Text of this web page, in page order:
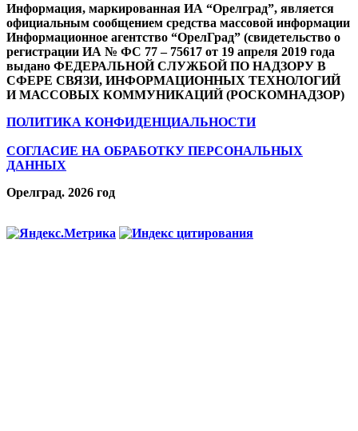
Информация, маркированная ИА “Орелград”, является
официальным сообщением средства массовой информации
Информационное агентство “ОрелГрад” (свидетельство о
регистрации ИА № ФС 77 – 75617 от 19 апреля 2019 года
выдано ФЕДЕРАЛЬНОЙ СЛУЖБОЙ ПО НАДЗОРУ В
СФЕРЕ СВЯЗИ, ИНФОРМАЦИОННЫХ ТЕХНОЛОГИЙ
И МАССОВЫХ КОММУНИКАЦИЙ (РОСКОМНАДЗОР)
ПОЛИТИКА КОНФИДЕНЦИАЛЬНОСТИ
СОГЛАСИЕ НА ОБРАБОТКУ ПЕРСОНАЛЬНЫХ
ДАННЫХ
Орелград. 2026 год